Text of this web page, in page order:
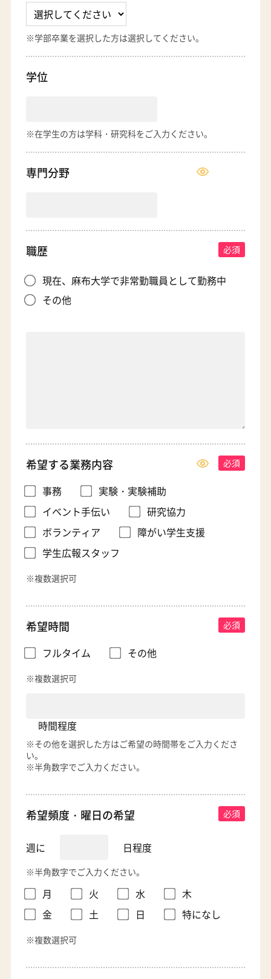
※学部卒業を選択した方は選択してください。
学位
※在学生の方は学科・研究科をご入力ください。
専門分野
職歴
現在、麻布大学で非常勤職員として勤務中
その他
希望する業務内容
事務
実験・実験補助
イベント手伝い
研究協力
ボランティア
障がい学生支援
学生広報スタッフ
※複数選択可
希望時間
フルタイム その他
※複数選択可
時間程度
※その他を選択した方はご希望の時間帯をご入力くださ
い。
※半角数字でご入力ください。
希望頻度・ 曜日の希望
週に 日程度
※半角数字でご入力ください。
月 火 水
木
金
土 日 特になし
※複数選択可